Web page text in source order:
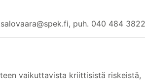
puh. 040 484 3822
vaikuttavista kriittisistä riskeistä,